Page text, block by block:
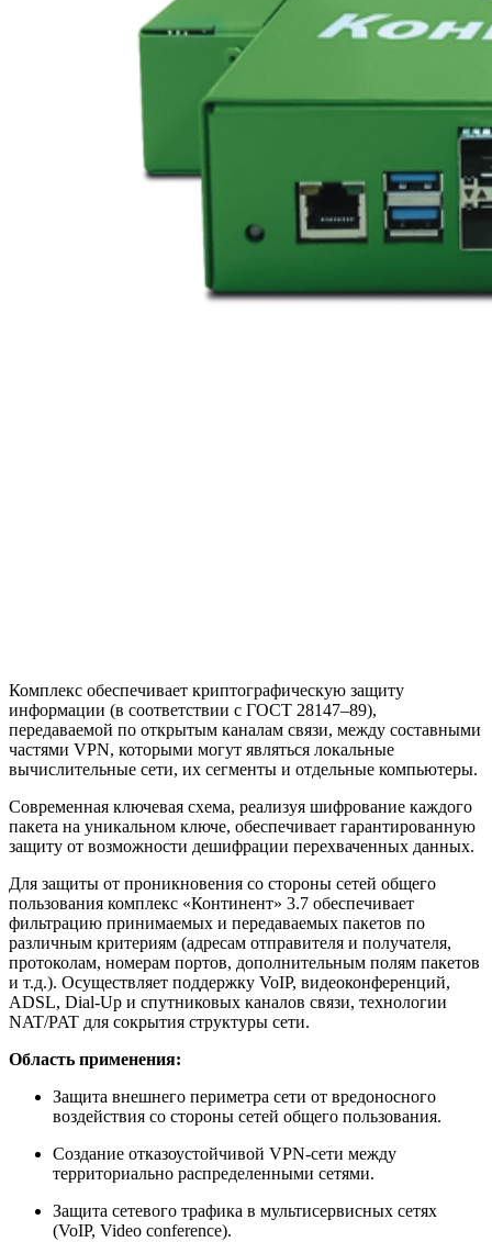
Комплекс обеспечивает криптографическую защиту
информации (в соответствии с ГОСТ 28147–89),
передаваемой по открытым каналам связи, между составными
частями VPN, которыми могут являться локальные
вычислительные сети, их сегменты и отдельные компьютеры.
Современная ключевая схема, реализуя шифрование каждого
пакета на уникальном ключе, обеспечивает гарантированную
защиту от возможности дешифрации перехваченных данных.
Для защиты от проникновения со стороны сетей общего
пользования комплекс «Континент» 3.7 обеспечивает
фильтрацию принимаемых и передаваемых пакетов по
различным критериям (адресам отправителя и получателя,
протоколам, номерам портов, дополнительным полям пакетов
и т.д.). Осуществляет поддержку VoIP, видеоконференций,
ADSL, Dial-Up и спутниковых каналов связи, технологии
NAT/PAT для сокрытия структуры сети.
Область применения:
Защита внешнего периметра сети от вредоносного
воздействия со стороны сетей общего пользования.
Создание отказоустойчивой VPN-сети между
территориально распределенными сетями.
Защита сетевого трафика в мультисервисных сетях
(VoIP, Video conference).